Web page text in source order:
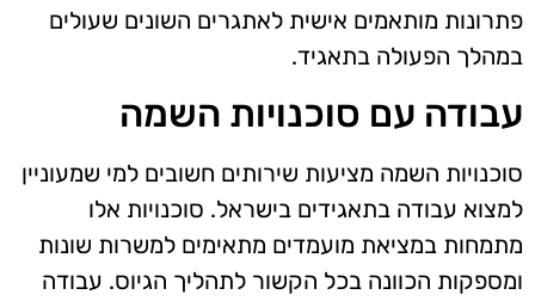
פתרונות מותאמים אישית לאתגרים השונים שעולים
במהלך הפעולה בתאגיד.
עבודה עם סוכנויות השמה
סוכנויות השמה מציעות שירותים חשובים למי שמעוניין
למצוא עבודה בתאגידים בישראל. סוכנויות אלו
מתמחות במציאת מועמדים מתאימים למשרות שונות
ומספקות הכוונה בכל הקשור לתהליך הגיוס. עבודה